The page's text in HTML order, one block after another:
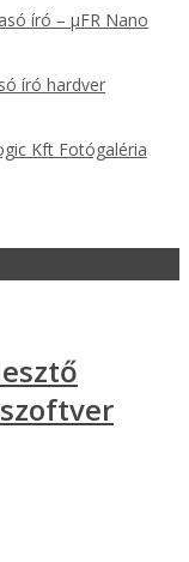
író – μFR Nano
író hardver
Kft Fotógaléria